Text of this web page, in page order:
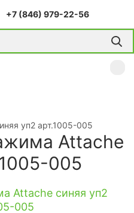
+7 (846) 979-22-56
уп2 арт.1005-005
Attache
005